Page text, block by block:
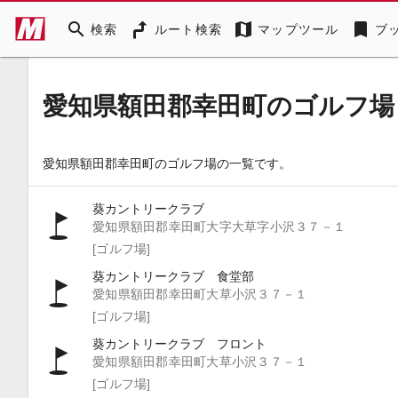
search 検索 ルート検索 map マップツール bookmark ブ
愛知県額田郡幸田町のゴルフ場
愛知県額田郡幸田町のゴルフ場の一覧です。
葵カントリークラブ
愛知県額田郡幸田町大字大草字小沢３７－１
[ゴルフ場]
葵カントリークラブ 食堂部
愛知県額田郡幸田町大草小沢３７－１
[ゴルフ場]
葵カントリークラブ フロント
愛知県額田郡幸田町大草小沢３７－１
[ゴルフ場]